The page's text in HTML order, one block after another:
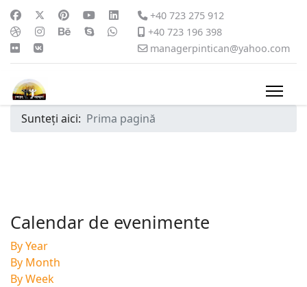
+40 723 275 912
+40 723 196 398
managerpintican@yahoo.com
Sunteți aici: Prima pagină
Calendar de evenimente
By Year
By Month
By Week